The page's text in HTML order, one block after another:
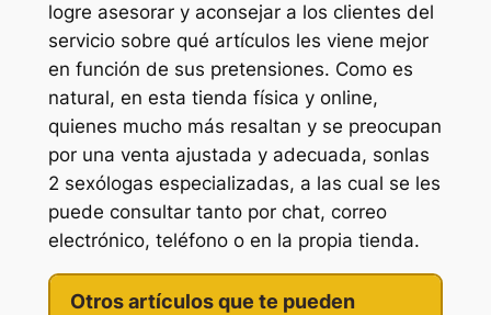
logre asesorar y aconsejar a los clientes del
servicio sobre qué artículos les viene mejor
en función de sus pretensiones. Como es
natural, en esta tienda física y online,
quienes mucho más resaltan y se preocupan
por una venta ajustada y adecuada, sonlas
2 sexólogas especializadas, a las cual se les
puede consultar tanto por chat, correo
electrónico, teléfono o en la propia tienda.
Otros artículos que te pueden